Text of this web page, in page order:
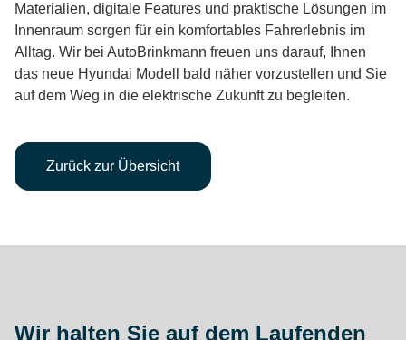
Materialien, digitale Features und praktische Lösungen im
Innenraum sorgen für ein komfortables Fahrerlebnis im
Alltag. Wir bei AutoBrinkmann freuen uns darauf, Ihnen
das neue Hyundai Modell bald näher vorzustellen und Sie
auf dem Weg in die elektrische Zukunft zu begleiten.
Zurück zur Übersicht
Wir halten Sie auf dem Laufenden